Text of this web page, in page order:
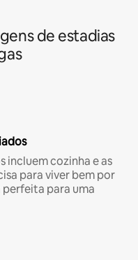
de estadias
incluem cozinha e as
para viver bem por
perfeita para uma